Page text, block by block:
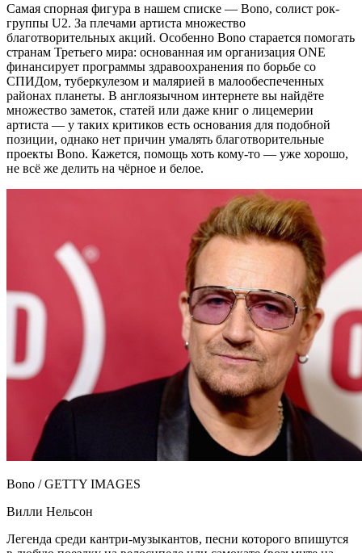
Самая спорная фигура в нашем списке — Bono, солист рок-
группы U2. За плечами артиста множество
благотворительных акций. Особенно Bono старается помогать
странам Третьего мира: основанная им организация ONE
финансирует программы здравоохранения по борьбе со
СПИДом, туберкулезом и малярией в малообеспеченных
районах планеты. В англоязычном интернете вы найдёте
множество заметок, статей или даже книг о лицемерии
артиста — у таких критиков есть основания для подобной
позиции, однако нет причин умалять благотворительные
проекты Bono. Кажется, помощь хоть кому-то — уже хорошо,
не всё же делить на чёрное и белое.
Bono / GETTY IMAGES
Вилли Нельсон
Легенда среди кантри-музыкантов, песни которого впишутся